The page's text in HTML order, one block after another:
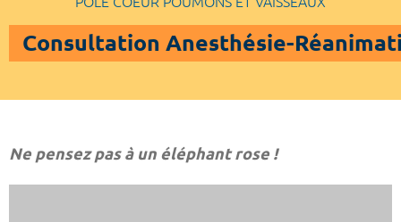
Consultation Anesthésie-
Ne pensez pas à un éléphant rose !